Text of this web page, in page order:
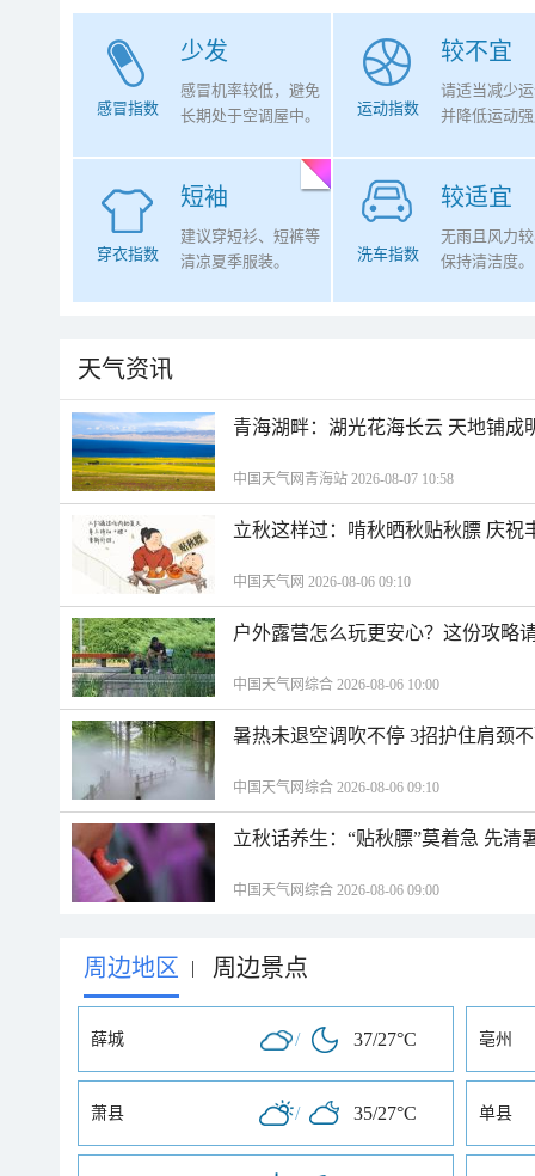
少发
感冒指数
感冒机率较低，避免
长期处于空调屋中。
较不宜
运动指数
请适当减少
并降低运动
短袖
穿衣指数
建议穿短衫、短裤等
清凉夏季服装。
较适宜
洗车指数
无雨且风力
保持清洁度。
天气资讯
青海湖畔：湖光花海长云 天地铺成
中国天气网青海站 2026-08-07 10:58
立秋这样过：啃秋晒秋贴秋膘 庆祝
中国天气网 2026-08-06 09:10
户外露营怎么玩更安心？这份攻略
中国天气网综合 2026-08-06 10:00
暑热未退空调吹不停 3招护住肩颈
中国天气网综合 2026-08-06 09:10
立秋话养生：“贴秋膘”莫着急 先清
中国天气网综合 2026-08-06 09:00
周边地区 | 周边景点
薛城 / 37/27°C 亳州
萧县 / 35/27°C 单县